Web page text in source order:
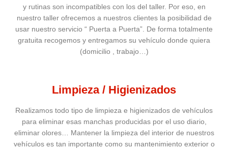
y rutinas son incompatibles con los del taller. Por eso, en
nuestro taller ofrecemos a nuestros clientes la posibilidad de
usar nuestro servicio “ Puerta a Puerta”. De forma totalmente
gratuita recogemos y entregamos su vehículo donde quiera
(domicilio , trabajo…)
Limpieza / Higienizados
Realizamos todo tipo de limpieza e higienizados de vehículos
para eliminar esas manchas producidas por el uso diario,
eliminar olores… Mantener la limpieza del interior de nuestros
vehículos es tan importante como su mantenimiento exterior o